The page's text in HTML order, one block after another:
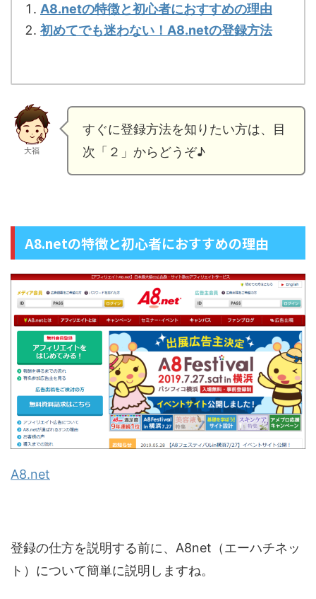
A8.netの特徴と初心者におすすめの理由
初めてでも迷わない！A8.netの登録方法
大福
すぐに登録方法を知りたい方は、目
次「２」からどうぞ♪
A8.netの特徴と初心者におすすめの理由
A8.net
登録の仕方を説明する前に、A8net（エーハチネッ
ト）について簡単に説明しますね。